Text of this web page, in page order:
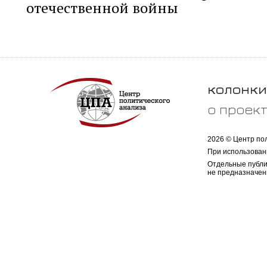
отечественной войны
колонки
о
2026 © Центр
При
Отдельные
не